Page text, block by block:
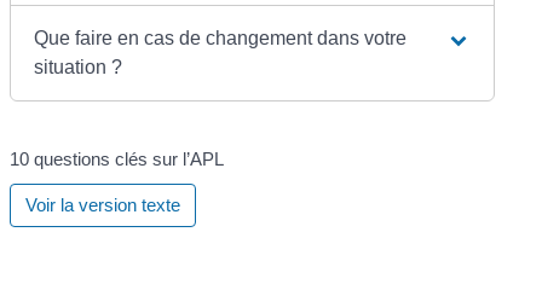
Que faire en cas de changement dans votre
situation ?
10 questions clés sur l’APL
Voir la version texte